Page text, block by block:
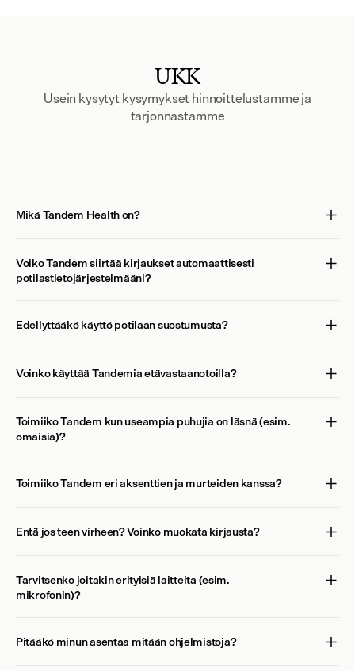
UKK
Usein kysytyt kysymykset hinnoittelustamme ja
tarjonnastamme
Mikä Tandem Health on?
Voiko Tandem siirtää kirjaukset automaattisesti
potilastietojärjestelmääni?
Edellyttääkö käyttö potilaan suostumusta?
Voinko käyttää Tandemia etävastaanotoilla?
Toimiiko Tandem kun useampia puhujia on läsnä (esim.
omaisia)?
Toimiiko Tandem eri aksenttien ja murteiden kanssa?
Entä jos teen virheen? Voinko muokata kirjausta?
Tarvitsenko joitakin erityisiä laitteita (esim.
mikrofonin)?
Pitääkö minun asentaa mitään ohjelmistoja?